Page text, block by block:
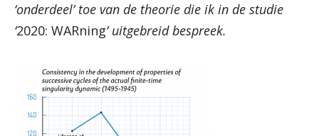
‘onderdeel’ toe van de theorie die ik in de studie
‘2020: WARning’ uitgebreid bespreek.